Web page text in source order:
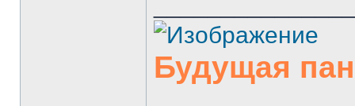
Будущая